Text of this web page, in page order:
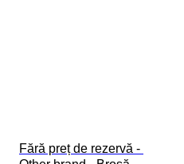
Fără preț de rezervă -